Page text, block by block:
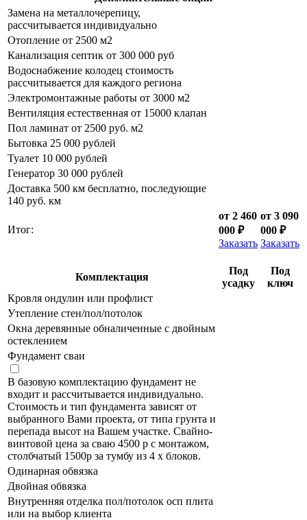
Замена на металлочерепицу,
рассчитывается индивидуально
Отопление от 2500 м2
Канализация септик от 300 000 руб
Водоснабжение колодец стоимость
рассчитывается для каждого региона
Электромонтажные работы от 3000 м2
Вентиляция естественная от 15000 клапан
Пол ламинат от 2500 руб. м2
Бытовка 25 000 рублей
Туалет 10 000 рублей
Генератор 30 000 рублей
Доставка 500 км бесплатно, последующие
140 руб. км
Итог:
от 2 460
000 ₽
Заказать
от 3 090
000 ₽
Заказать
Комплектация
Под
усадку
Под
ключ
Кровля ондулин или профлист
Утепление стен/пол/потолок
Окна деревянные обналиченные с двойным
остеклением
Фундамент сваи
В базовую комплектацию фундамент не
входит и рассчитывается индивидуально.
Стоимость и тип фундамента зависят от
выбранного Вами проекта, от типа грунта и
перепада высот на Вашем участке. Свайно-
винтовой цена за сваю 4500 р с монтажом,
столбчатый 1500р за тумбу из 4 х блоков.
Одинарная обвязка
Двойная обвязка
Внутренняя отделка пол/потолок осп плита
или на выбор клиента